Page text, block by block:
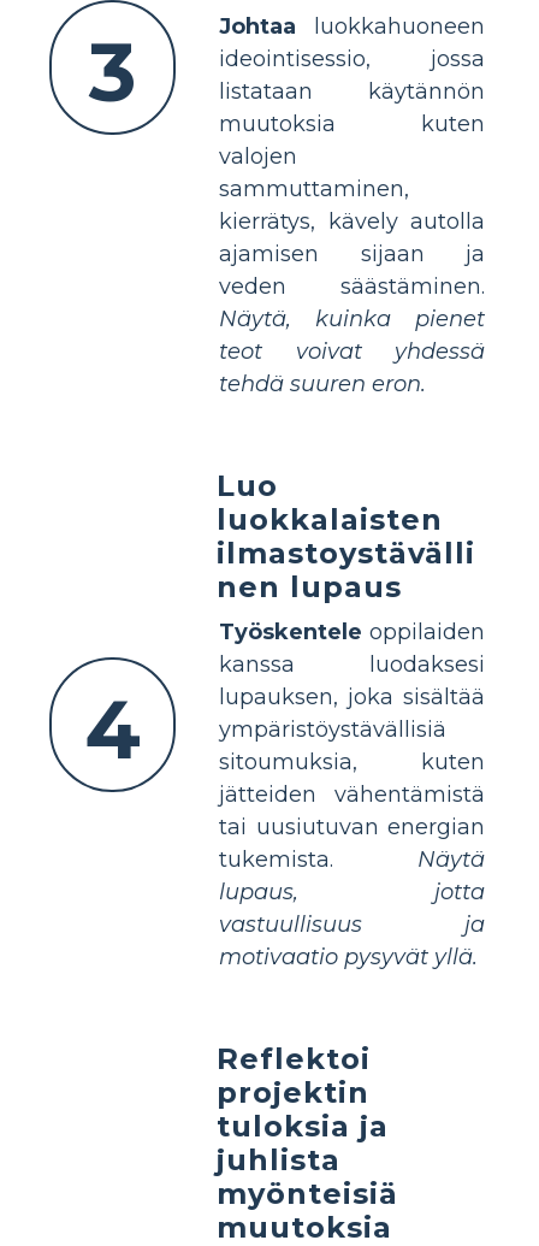
3 Johtaa luokkahuoneen
ideointisessio, jossa
listataan käytännön
muutoksia kuten
valojen
sammuttaminen,
kierrätys, kävely autolla
ajamisen sijaan ja
veden säästäminen.
Näytä, kuinka pienet
teot voivat yhdessä
tehdä suuren eron.
4
Luo
luokkalaisten
ilmastoystävälli
nen lupaus
Työskentele oppilaiden
kanssa luodaksesi
lupauksen, joka sisältää
ympäristöystävällisiä
sitoumuksia, kuten
jätteiden vähentämistä
tai uusiutuvan energian
tukemista. Näytä
lupaus, jotta
vastuullisuus ja
motivaatio pysyvät yllä.
Reflektoi
projektin
tuloksia ja
juhlista
myönteisiä
muutoksia